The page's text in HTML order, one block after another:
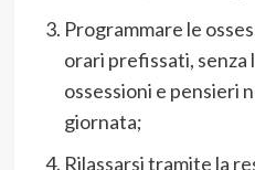
Programmare le
orari prefissati, senza
ossessioni e pensieri
giornata;
Rilassarsi tramite la